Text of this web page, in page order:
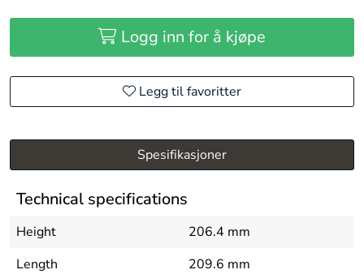
Logg inn for å kjøpe
Legg til favoritter
Spesifikasjoner
Technical specifications
Height
206.4 mm
Length
209.6 mm